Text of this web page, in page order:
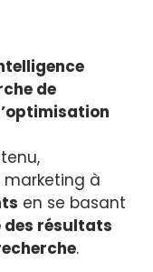
de
à
en se basant
résultats
.